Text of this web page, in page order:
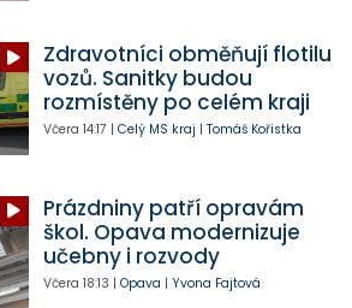
Zdravotníci obměňují flotilu
vozů. Sanitky budou
rozmístěny po celém kraji
Včera 14:17 | Celý MS kraj | Tomáš Kořistka
Prázdniny patří opravám
škol. Opava modernizuje
učebny i rozvody
Včera 18:13 | Opava | Yvona Fajtová